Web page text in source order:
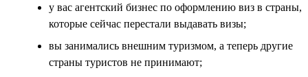
у вас агентский бизнес по оформлению виз в страны,
которые сейчас перестали выдавать визы;
вы занимались внешним туризмом, а теперь другие
страны туристов не принимают;